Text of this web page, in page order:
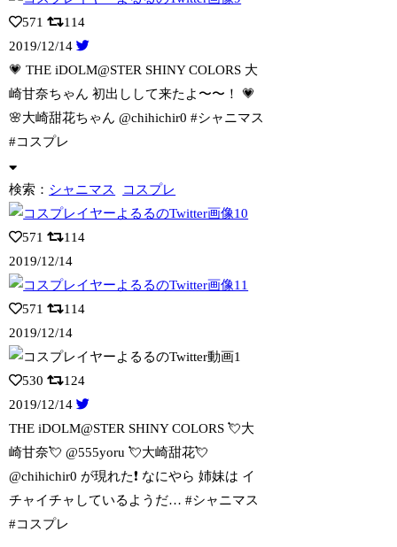
571
114
2019/12/14
💗 THE iDOLM@STER SHINY COLORS 大
崎甘奈ちゃん 初出しして来たよ〜〜！ 💗
🌸大崎甜花ちゃん @chihichir0 #シャニマス
#コスプレ
検索： シャニマス コスプレ
571
114
2019/12/14
571
114
2019/12/14
530
124
2019/12/14
THE iDOLM@STER SHINY COLORS 💘大
崎甘奈💘 @555yoru 💘大崎甜花💘
@chihichir0 が現れた❗️ なにやら 姉妹は イ
チャイチャしているようだ… #シャニマス
#コスプレ